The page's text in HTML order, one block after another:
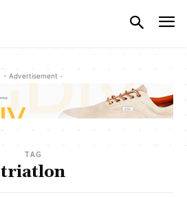
- Advertisement -
TAG
triatlon